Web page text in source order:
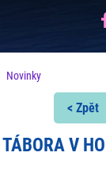
Novinky
< Zpět
V